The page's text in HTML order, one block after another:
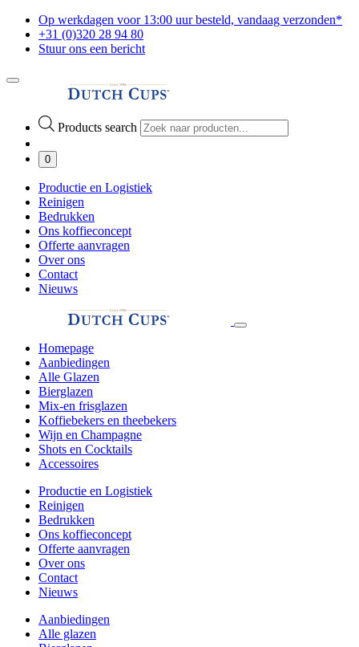
Op werkdagen voor 13:00 uur besteld, vandaag verzonden*
+31 (0)320 28 94 80
Stuur ons een bericht
Products search
0
Productie en Logistiek
Reinigen
Bedrukken
Ons koffieconcept
Offerte aanvragen
Over ons
Contact
Nieuws
Homepage
Aanbiedingen
Alle Glazen
Bierglazen
Mix-en frisglazen
Koffiebekers en theebekers
Wijn en Champagne
Shots en Cocktails
Accessoires
Productie en Logistiek
Reinigen
Bedrukken
Ons koffieconcept
Offerte aanvragen
Over ons
Contact
Nieuws
Aanbiedingen
Alle glazen